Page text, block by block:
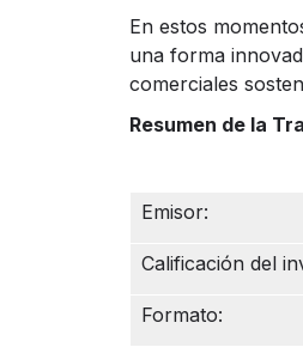
En estos
una forma
comerciales
Resumen de la
Emisor:
Calificación del
Formato: